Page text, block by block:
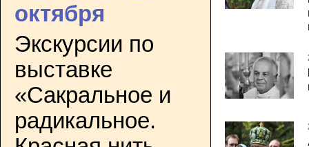
октября
Экскурсии по
выставке
«Сакральное и
радикальное.